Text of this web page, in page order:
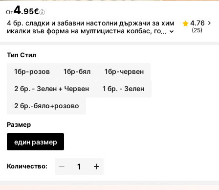
От4.95€
4 бр. сладки и забавни настолни държачи за хим
икалки във форма на мултицистна колбас, го
ък за организиране на канцеларски материали и
4.76
(25)
Тип Стил
1бр-розов 1бр-бял 1бр-червен
2 бр. - Зелен + Червен 1 бр. - Зелен
2 бр.-бяло+розово
Размер
един размер
Количество: